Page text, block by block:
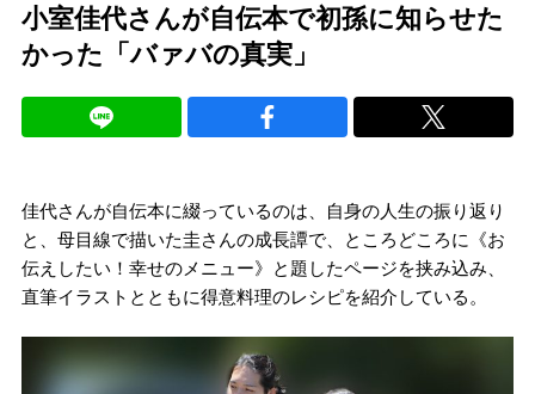
小室佳代さんが自伝本で初孫に知らせた
かった「バァバの真実」
佳代さんが自伝本に綴っているのは、自身の人生の振り返り
と、母目線で描いた圭さんの成長譚で、ところどころに《お
伝えしたい！幸せのメニュー》と題したページを挟み込み、
直筆イラストとともに得意料理のレシピを紹介している。